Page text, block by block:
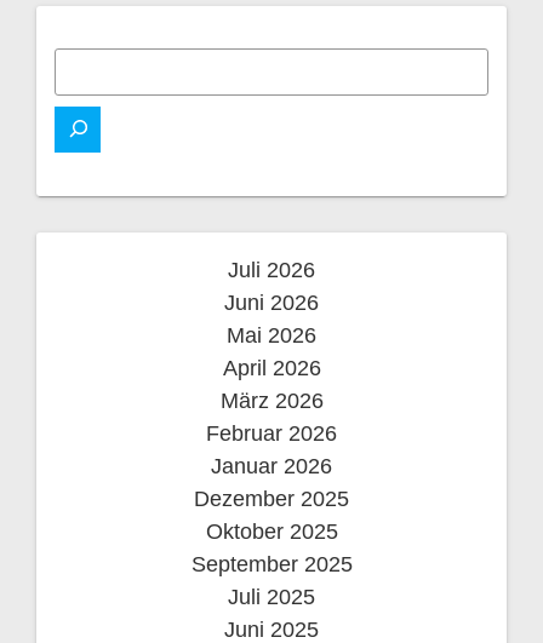
Juli 2026
Juni 2026
Mai 2026
April 2026
März 2026
Februar 2026
Januar 2026
Dezember 2025
Oktober 2025
September 2025
Juli 2025
Juni 2025